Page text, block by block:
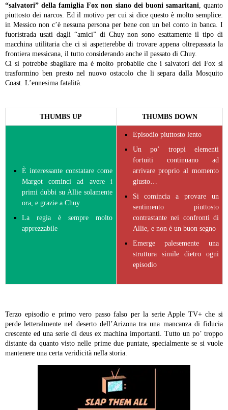
“salvatori” della famiglia Fox non siano dei buoni samaritani , quanto
piuttosto dei narcos. Ed il motivo per cui si dice questo è molto semplice:
in Messico non c’è nessuna persona per bene con un bel conto in banca. I
fuoristrada usati dagli “amici” di Chuy non sono esattamente il tipo di
macchina utilitaria che ci si aspetterebbe di trovare appena oltrepassata la
frontiera messicana, il tutto considerando anche il passato di Chuy.
Ci si potrebbe sbagliare ma è molto probabile che i salvatori dei Fox si
trasformino ben presto nel nuovo ostacolo che li separa dalla Mosquito
Coast. L’ennesima fatalità.
THUMBS UP THUMBS DOWN
È interessante constatare come
Margot cominci ad avere i
primi dubbi su Allie solamente
ora, e grazie a Chuy
La regia è sempre molto
apprezzabile
Episodio piuttosto lento
Un po’ troppi elementi
fortuiti continuano ad
arrivare proprio al momento
giusto…
Si comincia a provare un
sentimento piuttosto
contrastante nei confronti di
Allie, e non è un buon segno
Emerge palesemente una
struttura simile dietro ogni
episodio
Terzo episodio e primo vero passo falso per la serie Apple TV+ che si
perde letteralmente nel deserto dell’Arizona tra una mancanza di fiducia
crescente ed una serie di deus ex machina importanti. Tutto un po’ troppo
distante da quanto visto nelle prime due puntate, specialmente se si vuole
mantenere una certa veridicità nella storia.